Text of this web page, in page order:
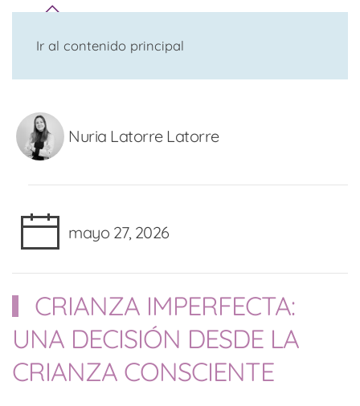
Ir al contenido principal
Nuria Latorre Latorre
mayo 27, 2026
CRIANZA IMPERFECTA:
UNA DECISIÓN DESDE LA
CRIANZA CONSCIENTE